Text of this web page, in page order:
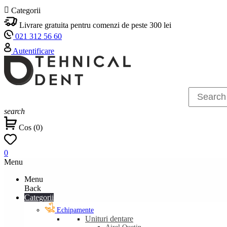
 Categorii
Livrare gratuita pentru comenzi de peste 300 lei
021 312 56 60
Autentificare
search
Cos (0)
0
Menu
Menu
Back
Categorii
Echipamente
Unituri dentare